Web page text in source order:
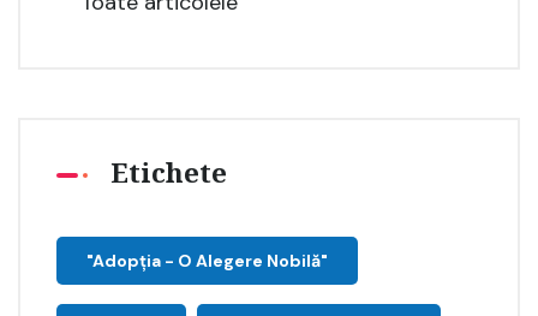
Etichete
"Adopţia - O Alegere Nobilă"